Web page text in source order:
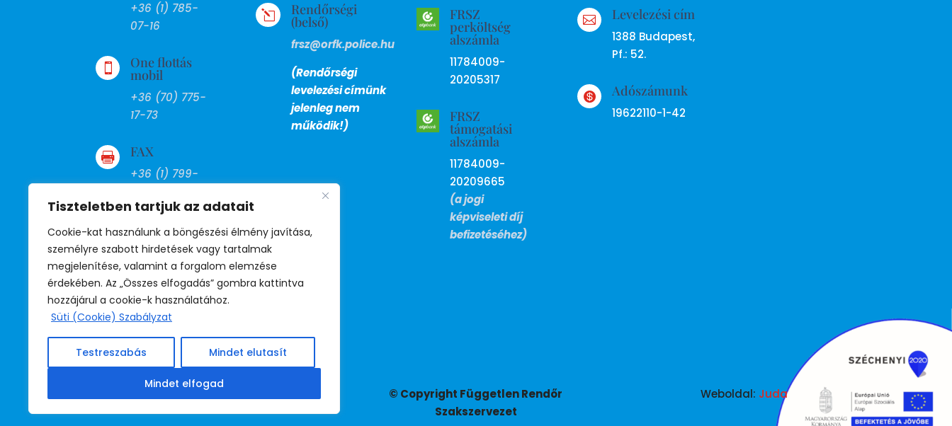
Tiszteletben tartjuk az adatait
Cookie-kat használunk a böngészési élmény javítása,
személyre szabott hirdetések vagy tartalmak
megjelenítése, valamint a forgalom elemzése
érdekében. Az „Összes elfogadás” gombra kattintva
hozzájárul a cookie-k használatához.
Süti (Cookie) Szabályzat
Testreszabás Mindet elutasít
Mindet elfogad
+36 (1) 785-
07-16
 One flottás
mobil
+36 (70) 775-
17-73
 FAX
+36 (1) 799-
 BM telefon
39-530
(titkárság)
39-531
(jogsegély)
39-532
(irodavezető)
l Rendőrségi
(belső)
frsz@orfk.police.hu
(Rendőrségi
levelezési címünk
jelenleg nem
működik!)
FRSZ
perköltség
alszámla
11784009-
20205317
FRSZ
támogatási
alszámla
11784009-
20209665
(a jogi
képviseleti díj
befizetéséhez)
 Levelezési cím
1388 Budapest,
Pf.: 52.
 Adószámunk
19622110-1-42
Adatkezelési tájékoztató
© Copyright Független Rendőr
Szakszervezet
Weboldal: Juda